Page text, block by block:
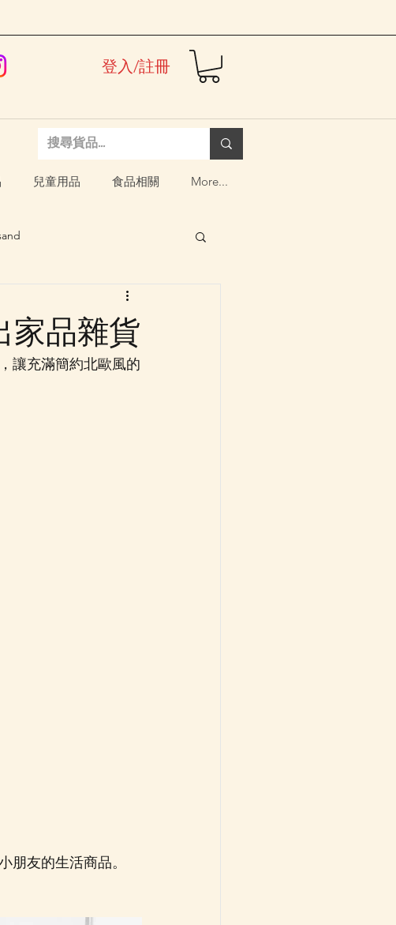
登入/註冊
兒童用品 食品相關 More...
家品雜貨
讓充滿簡約北歐風的
朋友的生活商品。